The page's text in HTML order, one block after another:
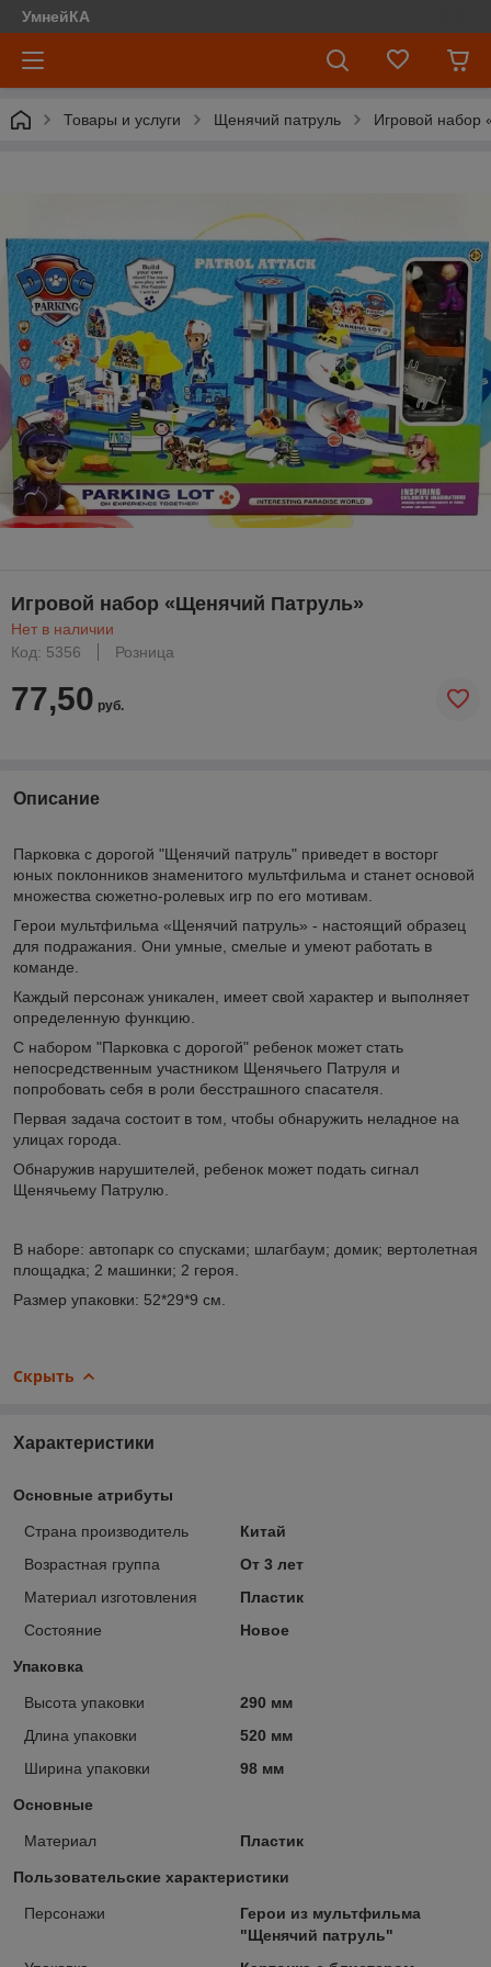
УмнейКА
Товары и услуги Щенячий патруль Игровой набор
Игровой набор «Щенячий Патруль»
Нет в наличии
Код: 5356
Розница
77,50 руб.
Описание
Парковка с дорогой "Щенячий патруль" приведет в восторг
юных поклонников знаменитого мультфильма и станет основой
множества сюжетно-ролевых игр по его мотивам.
Герои мультфильма «Щенячий патруль» - настоящий образец
для подражания. Они умные, смелые и умеют работать в
команде.
Каждый персонаж уникален, имеет свой характер и выполняет
определенную функцию.
С набором "Парковка с дорогой" ребенок может стать
непосредственным участником Щенячьего Патруля и
попробовать себя в роли бесстрашного спасателя.
Первая задача состоит в том, чтобы обнаружить неладное на
улицах города.
Обнаружив нарушителей, ребенок может подать сигнал
Щенячьему Патрулю.
В наборе: автопарк со спусками; шлагбаум; домик; вертолетная
площадка; 2 машинки; 2 героя.
Размер упаковки: 52*29*9 см.
Скрыть
Характеристики
Основные атрибуты
Страна производитель
Китай
Возрастная группа
От 3 лет
Материал изготовления
Пластик
Состояние
Новое
Упаковка
Высота упаковки
290 мм
Длина упаковки
520 мм
Ширина упаковки
98 мм
Основные
Материал Пластик
Пользовательские характеристики
Персонажи
Герои из мультфильма
"Щенячий патруль"